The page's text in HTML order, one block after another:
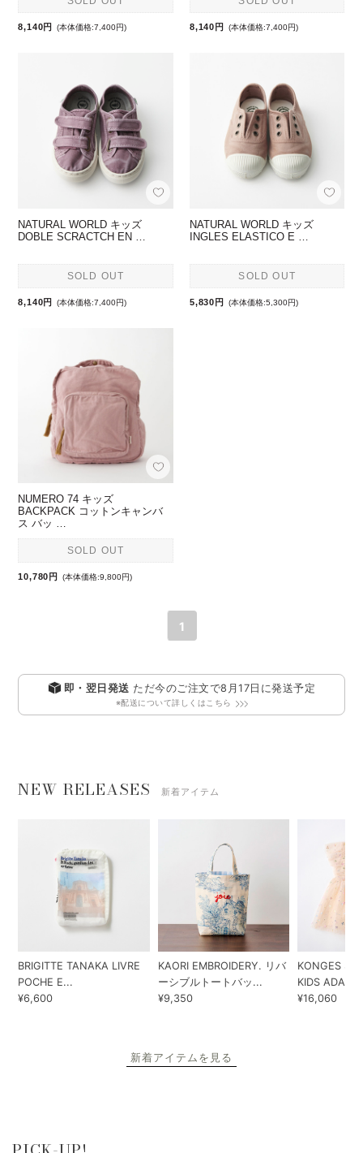
8,140円 (本体価格:7,400円) 8,140円 (本体価格:7,400円)
NATURAL WORLD キッズ
DOBLE SCRACTCH EN …
SOLD OUT
8,140円 (本体価格:7,400円)
NATURAL WORLD キッズ
INGLES ELASTICO E …
SOLD OUT
5,830円 (本体価格:5,300円)
NUMERO 74 キッズ
BACKPACK コットンキャンバ
ス バッ …
SOLD OUT
10,780円 (本体価格:9,800円)
1
即・翌日発送 ただ今のご注文で8月17日 に発送予定
※配送について詳しくはこちら
NEW RELEASES 新着アイテム
BRIGITTE TANAKA LIVRE
POCHE E...
¥6,600
KAORI EMBROIDERY. リバ
ーシブルトートバッ...
¥9,350
KONGES
KIDS ADA...
¥16,060
新着アイテムを見る